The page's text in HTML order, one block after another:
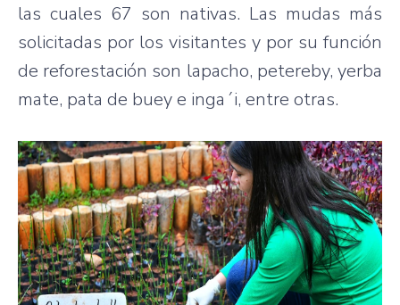
las cuales 67 son nativas. Las mudas más
solicitadas por los visitantes y por su función
de reforestación son lapacho, petereby, yerba
mate, pata de buey e inga´i, entre otras.